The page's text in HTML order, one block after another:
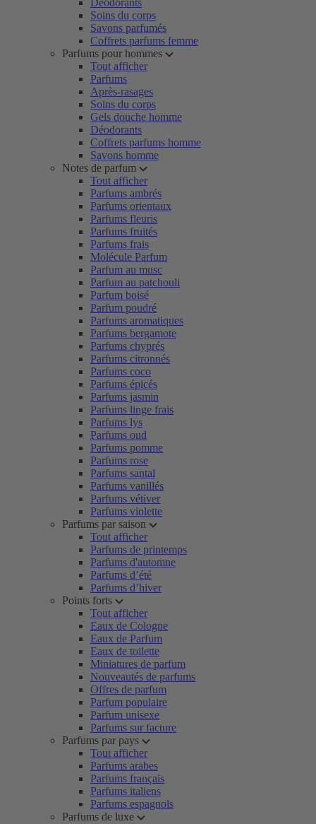
Déodorants
Soins du corps
Savons parfumés
Coffrets parfums femme
Parfums pour hommes
Tout afficher
Parfums
Après-rasages
Soins du corps
Gels douche homme
Déodorants
Coffrets parfums homme
Savons homme
Notes de parfum
Tout afficher
Parfums ambrés
Parfums orientaux
Parfums fleuris
Parfums fruités
Parfums frais
Molécule Parfum
Parfum au musc
Parfum au patchouli
Parfum boisé
Parfum poudré
Parfums aromatiques
Parfums bergamote
Parfums chyprés
Parfums citronnés
Parfums coco
Parfums épicés
Parfums jasmin
Parfums linge frais
Parfums lys
Parfums oud
Parfums pomme
Parfums rose
Parfums santal
Parfums vanillés
Parfums vétiver
Parfums violette
Parfums par saison
Tout afficher
Parfums de printemps
Parfums d'automne
Parfums d’été
Parfums d’hiver
Points forts
Tout afficher
Eaux de Cologne
Eaux de Parfum
Eaux de toilette
Miniatures de parfum
Nouveautés de parfums
Offres de parfum
Parfum populaire
Parfum unisexe
Parfums sur facture
Parfums par pays
Tout afficher
Parfums arabes
Parfums français
Parfums italiens
Parfums espagnols
Parfums de luxe